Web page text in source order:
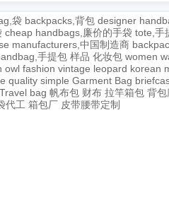
袋 backpacks,背包 designer
cheap handbags,廉价的手袋 tote,手
manufacturers,中国制造商
手提包 样品 化妆包 women
owl fashion vintage leopard korean
quality simple Garment Bag
bag 帆布包 财布 拉竿箱包 背包
代工 箱包厂 皮带腰带定制